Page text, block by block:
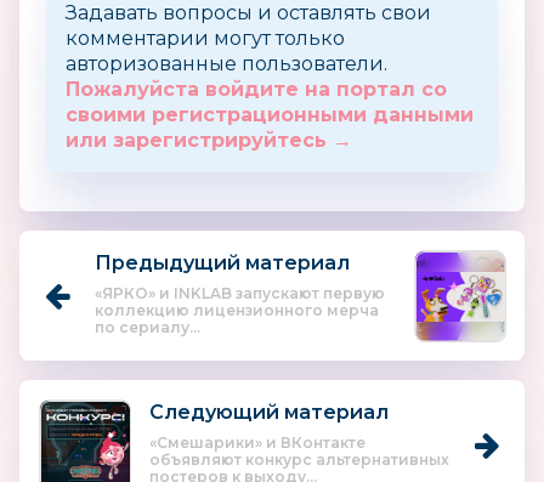
Задавать вопросы и оставлять свои
комментарии могут только
авторизованные пользователи.
Пожалуйста войдите на портал со
своими регистрационными данными
или зарегистрируйтесь →
Предыдущий материал
«ЯРКО» и INKLAB запускают первую
коллекцию лицензионного мерча
по сериалу...
Следующий материал
«Смешарики» и ВКонтакте
объявляют конкурс альтернативных
постеров к выходу...